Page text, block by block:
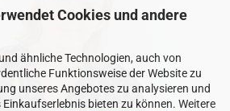
Cookies und andere
ähnliche Technologien, auch von
Funktionsweise der Website zu
unseres Angebotes zu analysieren und
bieten zu können. Weitere